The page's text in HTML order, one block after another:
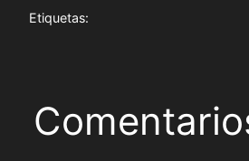
Etiquetas: